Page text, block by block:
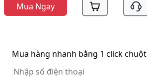
Mua Ngay
Mua hàng nhanh bằng 1 click chuột